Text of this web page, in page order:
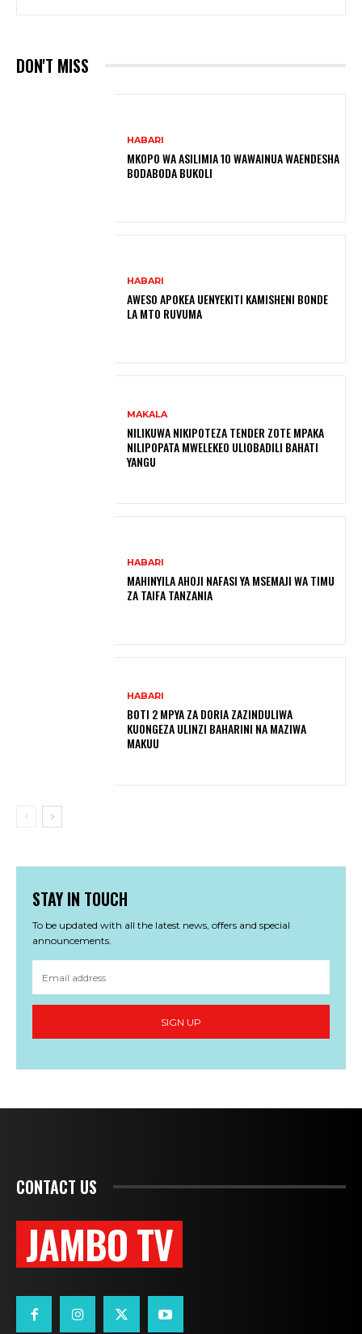
DON'T MISS
HABARI
MKOPO WA ASILIMIA 10 WAWAINUA WAENDESHA
BODABODA BUKOLI
HABARI
AWESO APOKEA UENYEKITI KAMISHENI BONDE
LA MTO RUVUMA
MAKALA
NILIKUWA NIKIPOTEZA TENDER ZOTE MPAKA
NILIPOPATA MWELEKEO ULIOBADILI BAHATI
YANGU
HABARI
MAHINYILA AHOJI NAFASI YA MSEMAJI WA TIMU
ZA TAIFA TANZANIA
HABARI
BOTI 2 MPYA ZA DORIA ZAZINDULIWA
KUONGEZA ULINZI BAHARINI NA MAZIWA
MAKUU
STAY IN TOUCH
To be updated with all the latest news, offers and special
announcements.
SIGN UP
CONTACT US
JAMBO TV